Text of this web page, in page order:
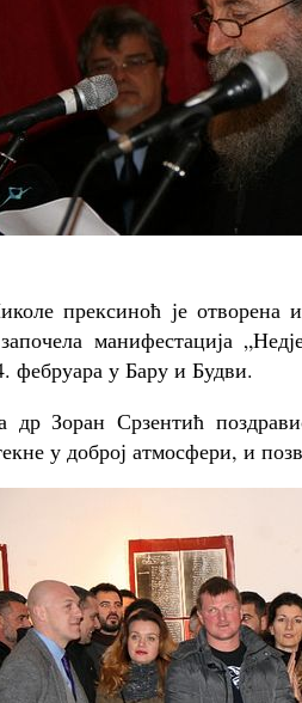
прексиноћ је отворена
манифестација
фебруара у Бару и Будви.
др Зоран Срзентић
у доброј атмосфери, и